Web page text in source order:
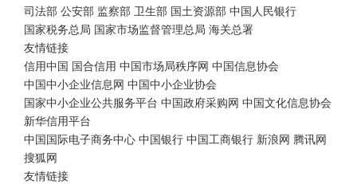
司法部 公安部 监察部 卫生部 国土资源部 中国人民银行
国家税务总局 国家市场监督管理总局 海关总署
友情链接
信用中国
国合信用 中国市场局秩序网 中国信息协会
中国中小企业信息网 中国中小企业协会
国家中小企业公共服务平台 中国政府采购网 中国文化信息协会
新华信用平台
中国国际电子商务中心 中国银行 中国工商银行 新浪网 腾讯网
搜狐网
友情链接